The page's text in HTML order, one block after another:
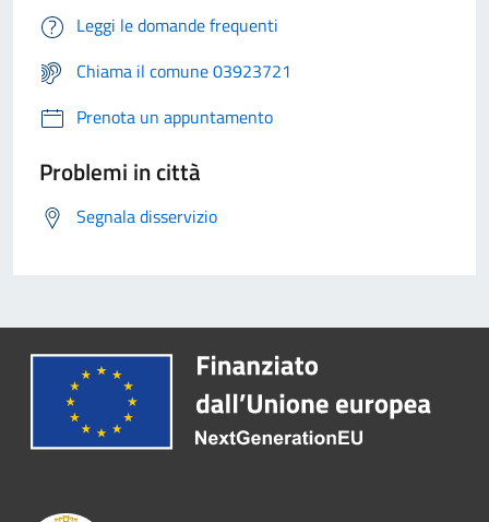
Leggi le domande frequenti
Chiama il comune 03923721
Prenota un appuntamento
Problemi in città
Segnala disservizio